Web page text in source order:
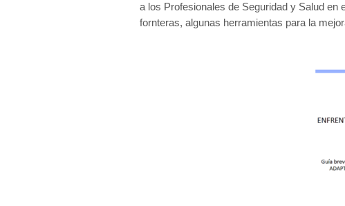
a los Profesionales de Seguridad y Salud en
fornteras, algunas herramientas para la